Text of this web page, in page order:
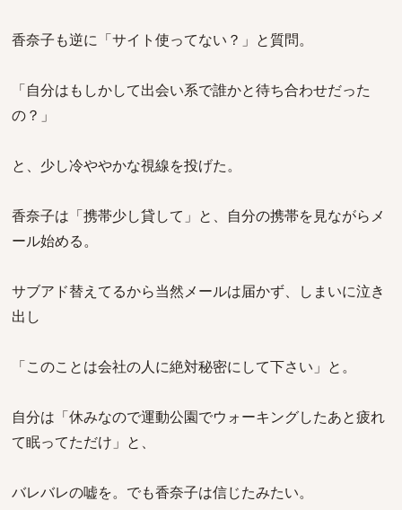
香奈子も逆に「サイト使ってない？」と質問。
「自分はもしかして出会い系で誰かと待ち合わせだった
の？」
と、少し冷ややかな視線を投げた。
香奈子は「携帯少し貸して」と、自分の携帯を見ながらメ
ール始める。
サブアド替えてるから当然メールは届かず、しまいに泣き
出し
「このことは会社の人に絶対秘密にして下さい」と。
自分は「休みなので運動公園でウォーキングしたあと疲れ
て眠ってただけ」と、
バレバレの嘘を。でも香奈子は信じたみたい。